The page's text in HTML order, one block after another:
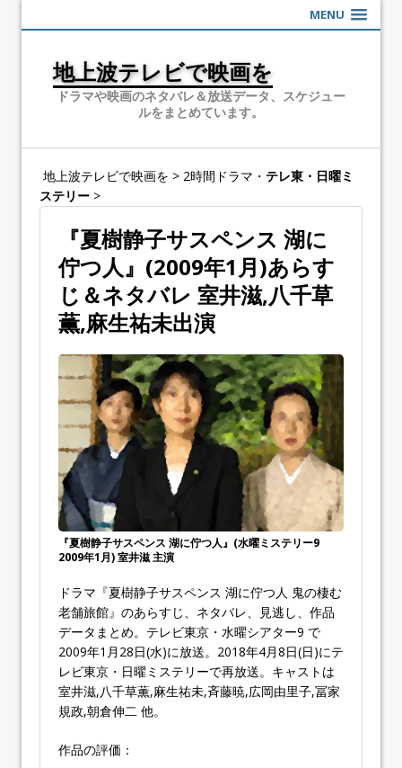
MENU
地上波テレビで映画を
ドラマや映画のネタバレ＆放送データ、スケジュー
ルをまとめています。
地上波テレビで映画を > 2時間ドラマ・ テレ東・日曜ミ
ステリー >
『夏樹静子サスペンス 湖に
佇つ人』(2009年1月)あらす
じ＆ネタバレ 室井滋,八千草
薫,麻生祐未出演
『夏樹静子サスペンス 湖に佇つ人』(水曜ミステリー9
2009年1月) 室井滋 主演
ドラマ『夏樹静子サスペンス 湖に佇つ人 鬼の棲む
老舗旅館』のあらすじ、ネタバレ、見逃し、作品
データまとめ。テレビ東京・水曜シアター9 で
2009年1月28日(水)に放送。2018年4月8日(日)にテ
レビ東京・日曜ミステリーで再放送。キャストは
室井滋,八千草薫,麻生祐未,斉藤暁,広岡由里子,冨家
規政,朝倉伸二 他。
作品の評価：